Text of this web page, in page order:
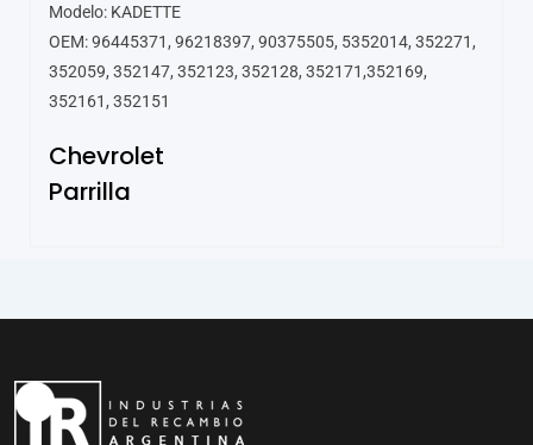
Modelo: KADETTE
OEM: 96445371, 96218397, 90375505, 5352014, 352271,
352059, 352147, 352123, 352128, 352171,352169,
352161, 352151
Chevrolet
Parrilla